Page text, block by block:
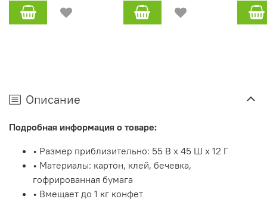
Описание
Подробная информация о товаре:
• Размер приблизительно: 55 В x 45 Ш x 12 Г
• Материалы: картон, клей, бечевка,
гофрированная бумага
• Вмещает до 1 кг конфет